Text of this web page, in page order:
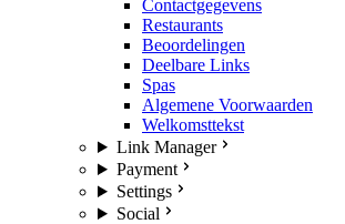
Contactgegevens
Restaurants
Beoordelingen
Deelbare Links
Spas
Algemene Voorwaarden
Welkomsttekst
Link Manager
Payment
Settings
Social